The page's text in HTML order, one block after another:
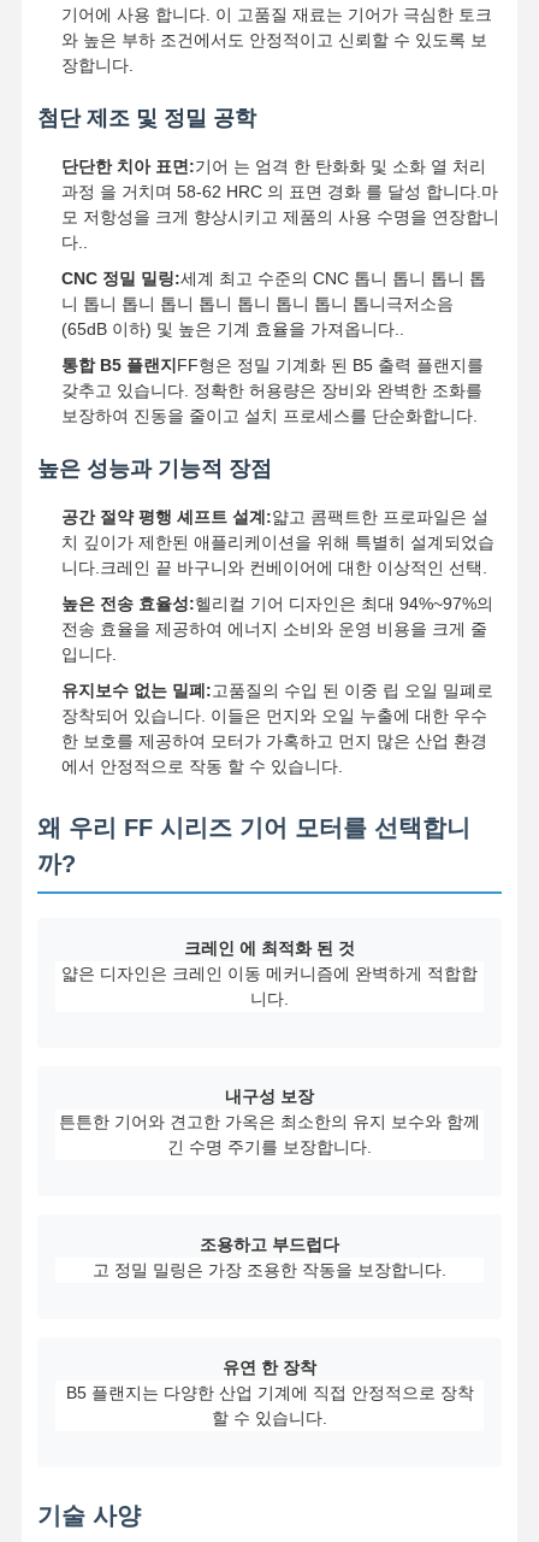
세요
크레인 롤리 블록
기어에 사용 합니다. 이 고품질 재료는 기어가 극심한 토크
와 높은 부하 조건에서도 안정적이고 신뢰할 수 있도록 보
장합니다.
첨단 제조 및 정밀 공학
단단한 치아 표면:기어 는 엄격 한 탄화화 및 소화 열 처리
과정 을 거치며 58-62 HRC 의 표면 경화 를 달성 합니다.마
모 저항성을 크게 향상시키고 제품의 사용 수명을 연장합니
다..
CNC 정밀 밀링:세계 최고 수준의 CNC 톱니 톱니 톱니 톱
니 톱니 톱니 톱니 톱니 톱니 톱니 톱니 톱니극저소음
(65dB 이하) 및 높은 기계 효율을 가져옵니다..
통합 B5 플랜지 FF형은 정밀 기계화 된 B5 출력 플랜지를
갖추고 있습니다. 정확한 허용량은 장비와 완벽한 조화를
보장하여 진동을 줄이고 설치 프로세스를 단순화합니다.
높은 성능과 기능적 장점
공간 절약 평행 셰프트 설계:얇고 콤팩트한 프로파일은 설
치 깊이가 제한된 애플리케이션을 위해 특별히 설계되었습
니다.크레인 끝 바구니와 컨베이어에 대한 이상적인 선택.
높은 전송 효율성:헬리컬 기어 디자인은 최대 94%~97%의
전송 효율을 제공하여 에너지 소비와 운영 비용을 크게 줄
입니다.
유지보수 없는 밀폐:고품질의 수입 된 이중 립 오일 밀폐로
장착되어 있습니다. 이들은 먼지와 오일 누출에 대한 우수
한 보호를 제공하여 모터가 가혹하고 먼지 많은 산업 환경
에서 안정적으로 작동 할 수 있습니다.
왜 우리 FF 시리즈 기어 모터를 선택합니
까?
크레인 에 최적화 된 것
얇은 디자인은 크레인 이동 메커니즘에 완벽하게 적합합
니다.
내구성 보장
튼튼한 기어와 견고한 가옥은 최소한의 유지 보수와 함께
긴 수명 주기를 보장합니다.
조용하고 부드럽다
고 정밀 밀링은 가장 조용한 작동을 보장합니다.
유연 한 장착
B5 플랜지는 다양한 산업 기계에 직접 안정적으로 장착
할 수 있습니다.
기술 사양